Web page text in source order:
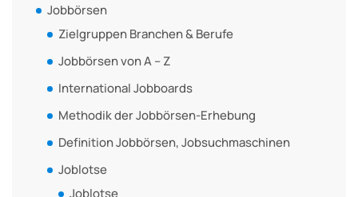
Jobbörsen
Zielgruppen Branchen & Berufe
Jobbörsen von A – Z
International Jobboards
Methodik der Jobbörsen-Erhebung
Definition Jobbörsen, Jobsuchmaschinen
Joblotse
Joblotse